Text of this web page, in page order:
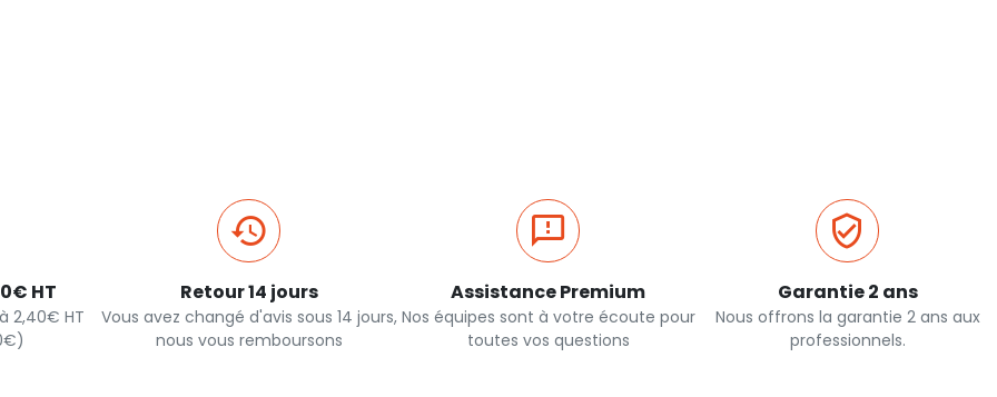
HT
2,40€ HT
Retour 14 jours
Vous avez changé d'avis sous 14 jours,
nous vous remboursons
Assistance Premium
Nos équipes sont à votre écoute pour
toutes vos questions
Garantie 2 ans
Nous offrons la garantie 2 ans aux
professionnels.